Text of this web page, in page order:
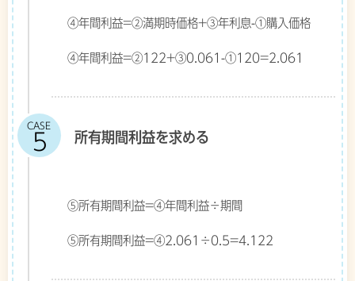
④年間利益=②満期時価格+③年利息-①購入価格
④年間利益=②122+③0.061-①120=2.061
CASE
所有期間利益を求める
⑤所有期間利益=④年間利益÷期間
⑤所有期間利益=④2.061÷0.5=4.122